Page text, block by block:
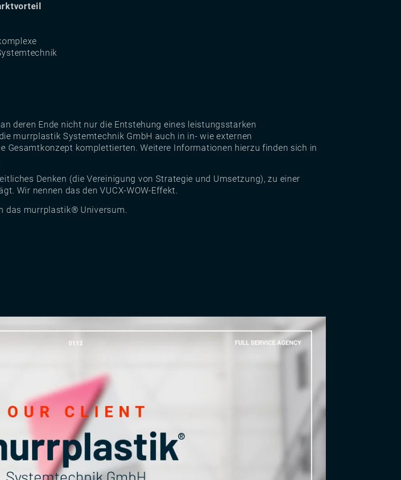
deren Ende nicht nur die Entstehung eines leistungsstarken
murrplastik Systemtechnik GmbH auch in in- wie externen
Gesamtkonzept komplettierten. Weitere Informationen hierzu finden sich in
Denken (die Vereinigung von Strategie und Umsetzung), zu einer
Wir nennen das den VUCX-WOW-Effekt.
das murrplastik® Universum.